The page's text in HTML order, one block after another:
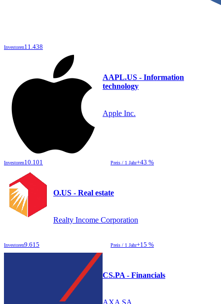
Investoren11.438
AAPL.US - Information
technology
Apple Inc.
Investoren10.101 Preis / 1 Jahr+43 %
O.US - Real estate
Realty Income Corporation
Investoren9.615 Preis / 1 Jahr+15 %
CS.PA - Financials